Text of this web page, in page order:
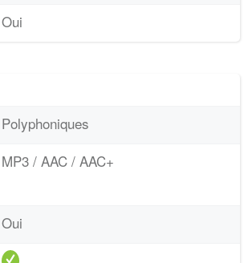
Oui
Polyphoniques
MP3 / AAC / AAC+
Oui